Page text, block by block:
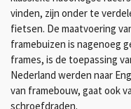
vinden, zijn onder te
fietsen. De maatvoering
framebuizen is nagenoeg
frames, is de toepassing
Nederland werden naar
van framebouw, gaat ook
schroefdraden.